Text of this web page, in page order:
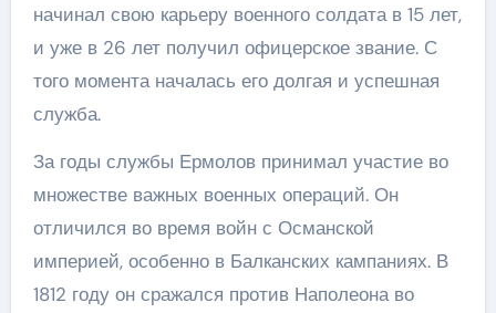
начинал свою карьеру военного солдата в 15 лет,
и уже в 26 лет получил офицерское звание. С
того момента началась его долгая и успешная
служба.
За годы службы Ермолов принимал участие во
множестве важных военных операций. Он
отличился во время войн с Османской
империей, особенно в Балканских кампаниях. В
1812 году он сражался против Наполеона во